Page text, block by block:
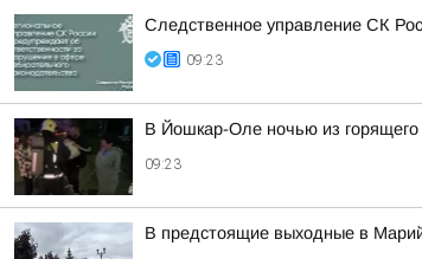
Следственное управление СК
09:23
В Йошкар-Оле ночью из горящего
09:23
В предстоящие выходные в